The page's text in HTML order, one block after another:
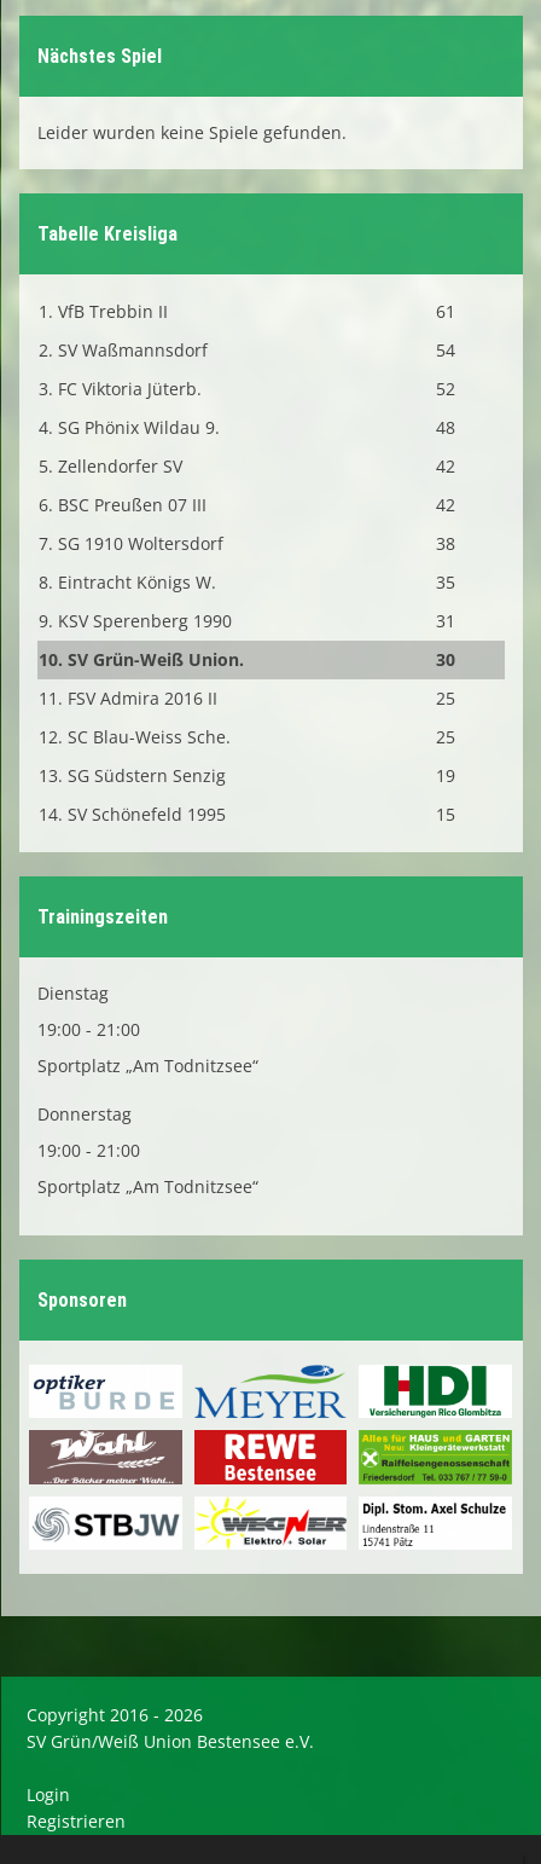
Nächstes Spiel
Leider wurden keine Spiele gefunden.
Tabelle Kreisliga
1. VfB Trebbin II
61
2. SV Waßmannsdorf
54
3. FC Viktoria Jüterb.
52
4. SG Phönix Wildau 9.
48
5. Zellendorfer SV
42
6. BSC Preußen 07 III
42
7. SG 1910 Woltersdorf
38
8. Eintracht Königs W.
35
9. KSV Sperenberg 1990
31
10. SV Grün-Weiß Union.
30
11. FSV Admira 2016 II
25
12. SC Blau-Weiss Sche.
25
13. SG Südstern Senzig
19
14. SV Schönefeld 1995
15
Trainingszeiten
Dienstag
19:00 - 21:00
Sportplatz „Am Todnitzsee“
Donnerstag
19:00 - 21:00
Sportplatz „Am Todnitzsee“
Sponsoren
Copyright 2016 - 2026
SV Grün/Weiß Union Bestensee e.V.
Login
Registrieren